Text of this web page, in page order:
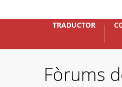
TRADUCTOR
Fòrums